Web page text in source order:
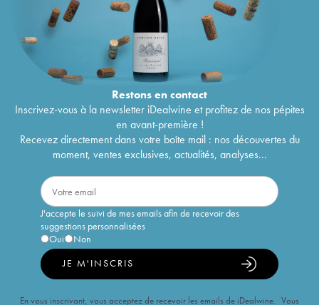
Restons encontact
Inscrivez-vous à la newsletter iDealwine et profitez de nos pépites
en avant-première !
Recevez directement dans votre boîte mail : nos découvertes du
moment, ventes exclusives, actualités, analyses...
J'accepte le suivi de mes emails afin de recevoir des
suggestions personnalisées
Oui
Non
JE M'INSCRIS
En vous inscrivant, vous acceptez de recevoir les emails de iDealwine. Vous